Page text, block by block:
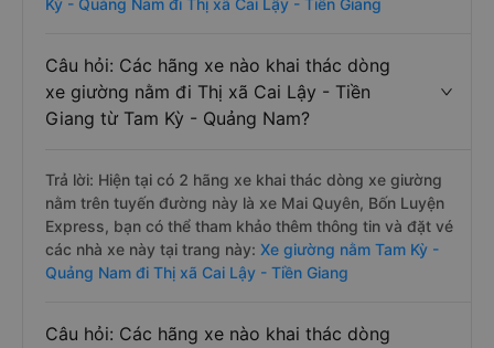
Kỳ - Quảng Nam đi Thị xã Cai Lậy - Tiền Giang
Câu hỏi: Các hãng xe nào khai thác dòng
xe giường nằm đi Thị xã Cai Lậy - Tiền
Giang từ Tam Kỳ - Quảng Nam?
Trả lời: Hiện tại có 2 hãng xe khai thác dòng xe giường
nằm trên tuyến đường này là xe Mai Quyên, Bốn Luyện
Express, bạn có thể tham khảo thêm thông tin và đặt vé
các nhà xe này tại trang này: Xe giường nằm Tam Kỳ -
Quảng Nam đi Thị xã Cai Lậy - Tiền Giang
Câu hỏi: Các hãng xe nào khai thác dòng